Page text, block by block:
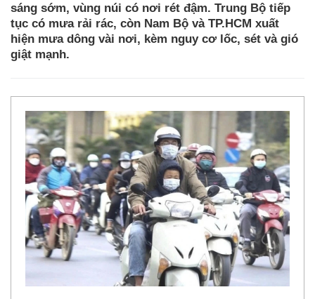
sáng sớm, vùng núi có nơi rét đậm. Trung Bộ tiếp
tục có mưa rải rác, còn Nam Bộ và TP.HCM xuất
hiện mưa dông vài nơi, kèm nguy cơ lốc, sét và gió
giật mạnh.